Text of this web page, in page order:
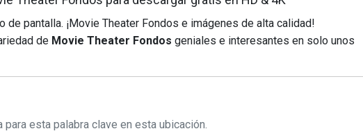
de pantalla. ¡Movie Theater Fondos e imágenes de alta calidad!
de Movie Theater Fondos geniales e interesantes en solo unos
esta palabra clave en esta ubicación.